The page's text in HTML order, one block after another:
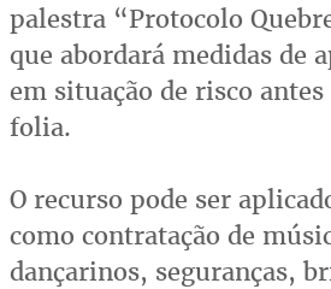
palestra “Protocolo
que abordará medidas de
em situação de risco
folia.
O recurso pode ser
como contratação de
dançarinos, seguranças,